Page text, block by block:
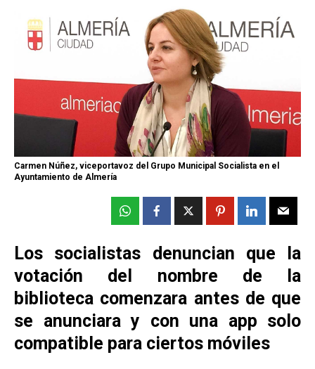
Carmen Núñez, viceportavoz del Grupo Municipal Socialista en el
Ayuntamiento de Almería
Los socialistas denuncian que la
votación del nombre de la
biblioteca comenzara antes de que
se anunciara y con una app solo
compatible para ciertos móviles